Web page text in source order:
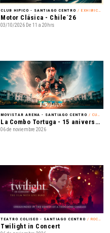
/ FAMILIA
CLUB HIPICO - SANTIAGO CENTRO / EXHIBICIÓN
Motor Clásica - Chile´26
03/10/2026 De 11 a 20hrs
MOVISTAR ARENA - SANTIAGO CENTRO / CUMBIA
La Combo Tortuga - 15 aniversario
06 de noviembre 2026
TEATRO COLISEO - SANTIAGO CENTRO / ROCK ALTERNATIVO
Twilight in Concert